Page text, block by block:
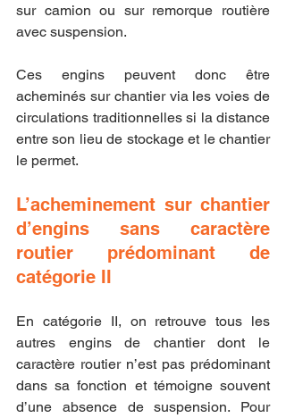
sur camion ou sur remorque routière
avec suspension.
Ces engins peuvent donc être
acheminés sur chantier via les voies de
circulations traditionnelles si la distance
entre son lieu de stockage et le chantier
le permet.
L’acheminement sur chantier
d’engins sans caractère
routier prédominant de
catégorie II
En catégorie II, on retrouve tous les
autres engins de chantier dont le
caractère routier n’est pas prédominant
dans sa fonction et témoigne souvent
d’une absence de suspension. Pour